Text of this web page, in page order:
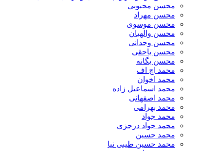
محسن محبوبی
محسن مهراد
محسن موسوی
محسن والهیان
محسن وجدانی
محسن یاحقی
محسن یگانه
محمد اچ اف
محمد اخوان
محمد اسماعیل زاده
محمد اصفهانی
محمد بهرامی
محمد جواد
محمد جواد درجزی
محمد حسین
محمد حسین طیبی نیا